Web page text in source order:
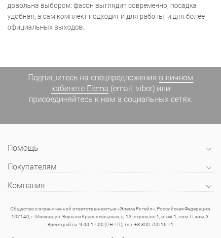
довольна выбором: фасон выглядит современно, посадка
удобная, а сам комплект подходит и для работы, и для более
официальных выходов.
Подпишитесь на спецпредложения в личном
кабинете Elema (email, viber) или
присоединяйтесь к нам в социальных сетях.
Помощь
Покупателям
Компания
Общество с ограниченной ответственностью «Элема Ритейл», Российская Федерация,
107140, г. Москва, ул. Верхняя Красносельская, д. 13, строение 1, этаж 1, пом. II, ком. 3.
Время рабты: 9.00-17.00 (ПН-ПТ); тел. +8 800 700 16 71